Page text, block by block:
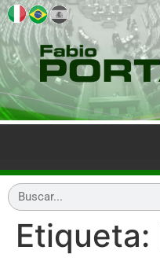
Etiqueta: